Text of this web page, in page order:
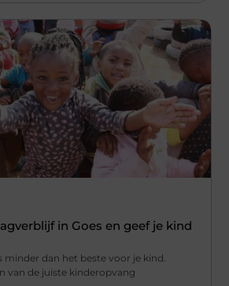
in Goes en geef je kind
minder dan het beste voor je kind.
van de juiste kinderopvang